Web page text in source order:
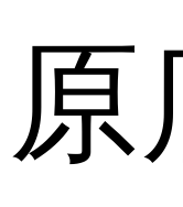
原